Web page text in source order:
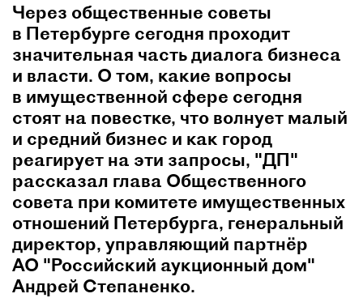
Через общественные советы
в Петербурге сегодня проходит
значительная часть диалога бизнеса
и власти. О том, какие вопросы
в имущественной сфере сегодня
стоят на повестке, что волнует малый
и средний бизнес и как город
реагирует на эти запросы, "ДП"
рассказал глава Общественного
совета при комитете имущественных
отношений Петербурга, генеральный
директор, управляющий партнёр
АО "Российский аукционный дом"
Андрей Степаненко.